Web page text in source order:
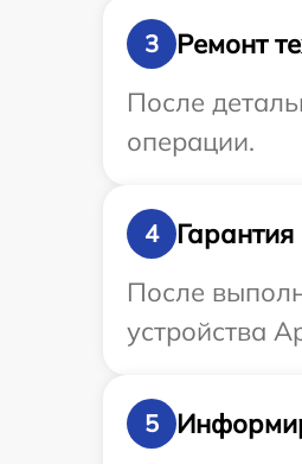
3
Ремонт
После
операции.
4
Гарантия
После
устройства
5